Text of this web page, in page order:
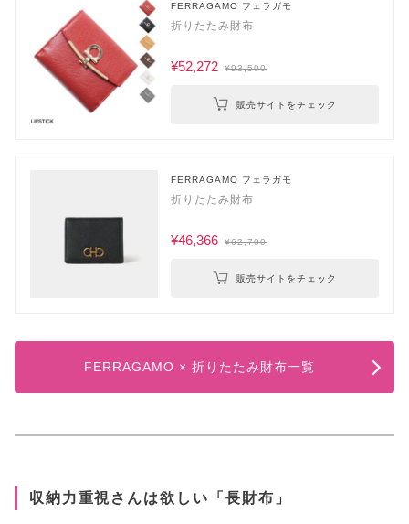
FERRAGAMO フェラガモ
折りたたみ財布
¥52,272 ¥93,500
販売サイトをチェック
FERRAGAMO フェラガモ
折りたたみ財布
¥46,366 ¥62,700
販売サイトをチェック
FERRAGAMO × 折りたたみ財布一覧
収納力重視さんは欲しい「長財布」